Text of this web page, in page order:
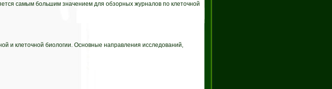
самым большим значением для обзорных журналов по клеточной
и клеточной биологии. Основные направления исследований,